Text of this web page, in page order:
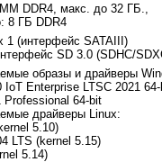
DDR4, макс. до 32 ГБ.,
: 8 ГБ DDR4
1 (интерфейс SATAIII)
SD 3.0 (SDHC/
образы и драйверы
IoT Enterprise LTSC 2021
Professional 64-bit
драйверы Linux:
5.10)
LTS (kernel 5.15)
5.14)